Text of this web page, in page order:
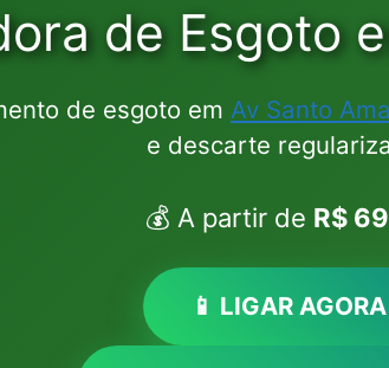
de Esgoto
de esgoto em Av Santo
e descarte
💰 A partir de R$
📱 LIGAR AGORA